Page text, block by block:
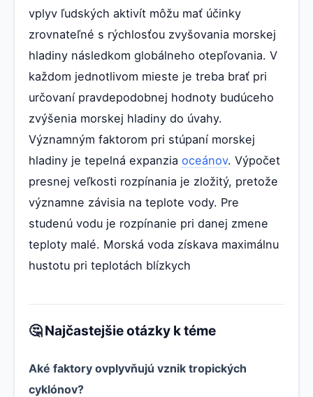
vplyv ľudských aktivít môžu mať účinky
zrovnateľné s rýchlosťou zvyšovania morskej
hladiny následkom globálneho otepľovania. V
každom jednotlivom mieste je treba brať pri
určovaní pravdepodobnej hodnoty budúceho
zvýšenia morskej hladiny do úvahy.
Významným faktorom pri stúpaní morskej
hladiny je tepelná expanzia oceánov. Výpočet
presnej veľkosti rozpínania je zložitý, pretože
významne závisia na teplote vody. Pre
studenú vodu je rozpínanie pri danej zmene
teploty malé. Morská voda získava maximálnu
hustotu pri teplotách blízkych
🤔 Najčastejšie otázky k téme
Aké faktory ovplyvňujú vznik tropických
cyklónov?